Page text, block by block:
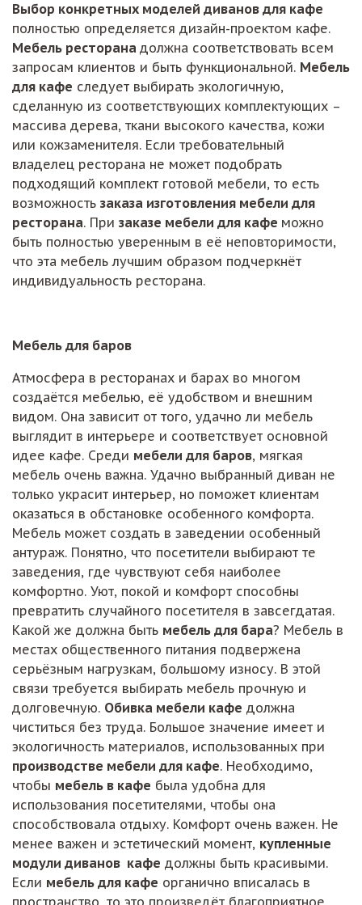
Выбор конкретных моделей диванов для кафе
полностью определяется дизайн-проектом кафе.
Мебель ресторана должна соответствовать всем
запросам клиентов и быть функциональной. Мебель
для кафе следует выбирать экологичную,
сделанную из соответствующих комплектующих –
массива дерева, ткани высокого качества, кожи
или кожзаменителя. Если требовательный
владелец ресторана не может подобрать
подходящий комплект готовой мебели, то есть
возможность заказа изготовления мебели для
ресторана. При заказе мебели для кафе можно
быть полностью уверенным в её неповторимости,
что эта мебель лучшим образом подчеркнёт
индивидуальность ресторана.
Мебель для баров
Атмосфера в ресторанах и барах во многом
создаётся мебелью, её удобством и внешним
видом. Она зависит от того, удачно ли мебель
выглядит в интерьере и соответствует основной
идее кафе. Среди мебели для баров, мягкая
мебель очень важна. Удачно выбранный диван не
только украсит интерьер, но поможет клиентам
оказаться в обстановке особенного комфорта.
Мебель может создать в заведении особенный
антураж. Понятно, что посетители выбирают те
заведения, где чувствуют себя наиболее
комфортно. Уют, покой и комфорт способны
превратить случайного посетителя в завсегдатая.
Какой же должна быть мебель для бара? Мебель в
местах общественного питания подвержена
серьёзным нагрузкам, большому износу. В этой
связи требуется выбирать мебель прочную и
долговечную. Обивка мебели кафе должна
чиститься без труда. Большое значение имеет и
экологичность материалов, использованных при
производстве мебели для кафе. Необходимо,
чтобы мебель в кафе была удобна для
использования посетителями, чтобы она
способствовала отдыху. Комфорт очень важен. Не
менее важен и эстетический момент, купленные
модули диванов кафе должны быть красивыми.
Если мебель для кафе органично вписалась в
пространство, то это произведёт благоприятное